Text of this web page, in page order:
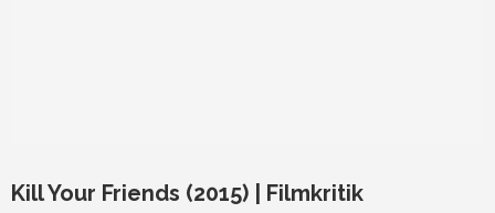
Kill Your Friends (2015) | Filmkritik